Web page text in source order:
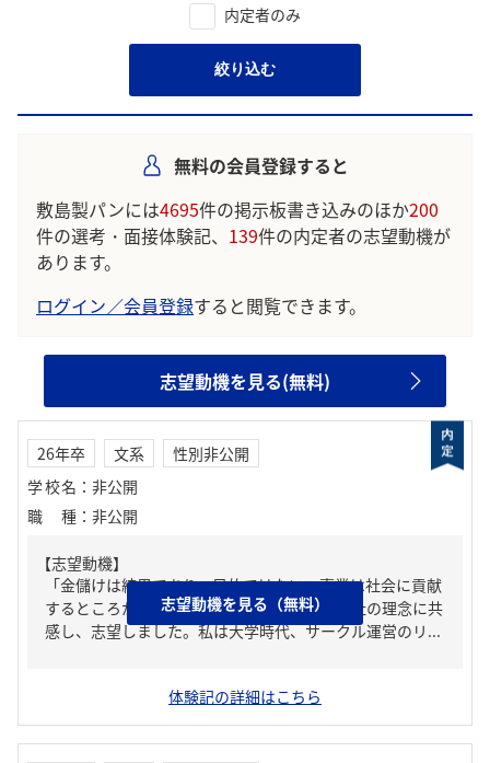
内定者のみ
絞り込む
無料の会員登録すると
敷島製パンには4695件の掲示板書き込みのほか200
件の選考・面接体験記、 139件の内定者の志望動機が
あります。
ログイン／会員登録すると閲覧できます。
志望動機を見る(無料)
26年卒 文系
性別非公開
学校名 ： 非公開
職種 ： 非公開
【志望動機】
「金儲けは結果であり、目的ではない。事業は社会に貢献
するところがあればこそ発展する」という貴社の理念に共
感し、志望しました。私は大学時代、サークル運営のリ...
体験記の詳細はこちら
志望動機を見る（無料）